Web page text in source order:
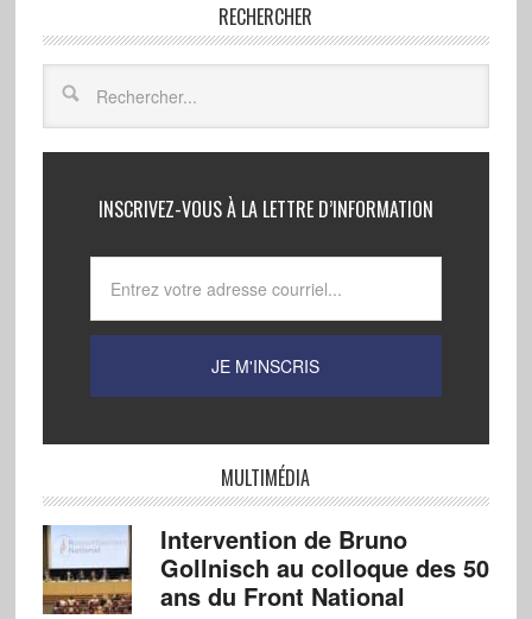
RECHERCHER
INSCRIVEZ-VOUS À LA LETTRE D’INFORMATION
MULTIMÉDIA
Intervention de Bruno
Gollnisch au colloque des 50
ans du Front National